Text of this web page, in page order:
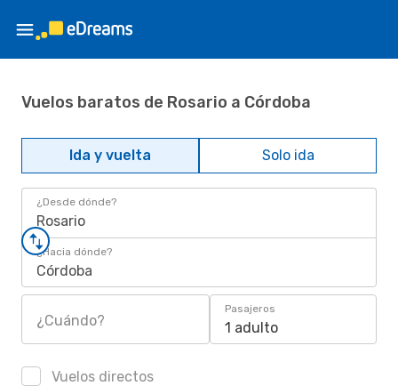
Vuelos baratos de Rosario a Córdoba
Ida y vuelta Solo ida
¿Desde dónde?
Rosario
¿Hacia dónde?
Córdoba
¿Cuándo?
Pasajeros
1 adulto
Vuelos directos